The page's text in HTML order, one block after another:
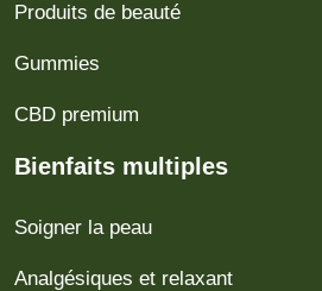
Produits de beauté
Gummies
CBD premium
Bienfaits multiples
Soigner la peau
Analgésiques et relaxant